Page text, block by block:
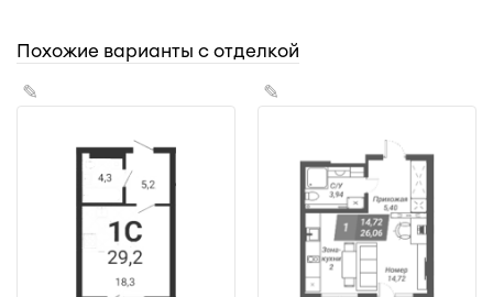
Похожие варианты с отделкой
✎ ✎